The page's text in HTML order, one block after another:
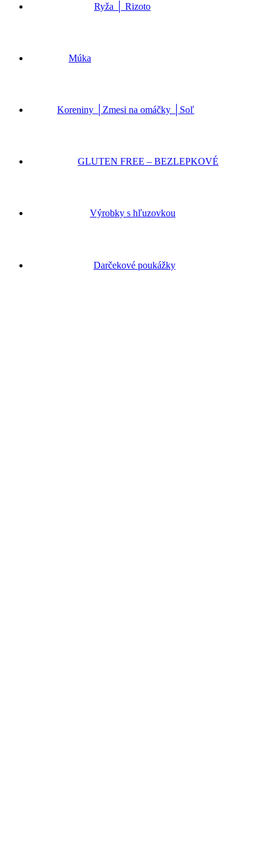
Ryža │ Rizoto
Múka
Koreniny │Zmesi na omáčky │Soľ
GLUTEN FREE – BEZLEPKOVÉ
Výrobky s hľuzovkou
Darčekové poukážky